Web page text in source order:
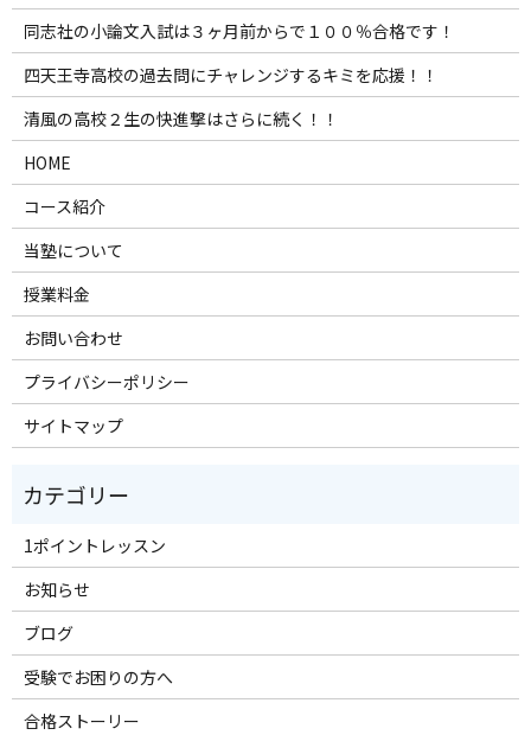
同志社の小論文入試は３ヶ月前からで１００％合格です！
四天王寺高校の過去問にチャレンジするキミを応援！！
清風の高校２生の快進撃はさらに続く！！
HOME
コース紹介
当塾について
授業料金
お問い合わせ
プライバシーポリシー
サイトマップ
1ポイントレッスン
お知らせ
ブログ
受験でお困りの方へ
合格ストーリー